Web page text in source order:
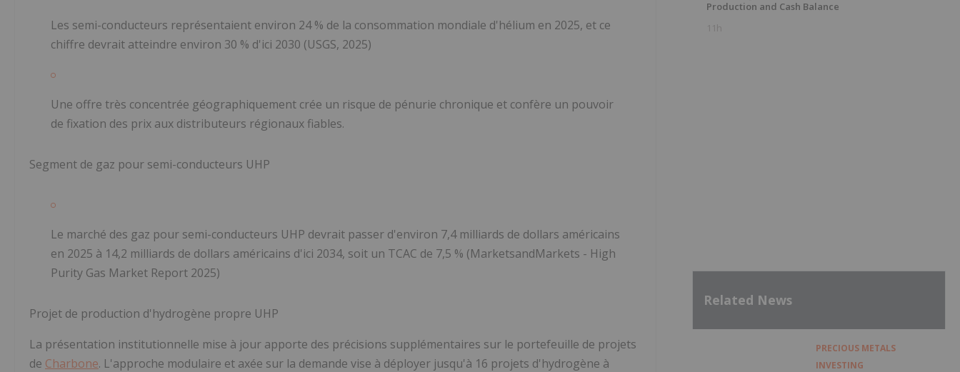
Les semi-conducteurs représentaient environ 24 % de la consommation mondiale d'hélium en 2025, et ce
chiffre devrait atteindre environ 30 % d'ici 2030 (USGS, 2025)
Une offre très concentrée géographiquement crée un risque de pénurie chronique et confère un pouvoir
de fixation des prix aux distributeurs régionaux fiables.
Segment de gaz pour semi-conducteurs UHP
Le marché des gaz pour semi-conducteurs UHP devrait passer d'environ 7,4 milliards de dollars américains
en 2025 à 14,2 milliards de dollars américains d'ici 2034, soit un TCAC de 7,5 % (MarketsandMarkets - High
Purity Gas Market Report 2025)
Projet de production d'hydrogène propre UHP
La présentation institutionnelle mise à jour apporte des précisions supplémentaires sur le portefeuille de projets
de Charbone. L'approche modulaire et axée sur la demande vise à déployer jusqu'à 16 projets d'hydrogène à
Production and Cash Balance
11h
Related News
PRECIOUS METALS
INVESTING